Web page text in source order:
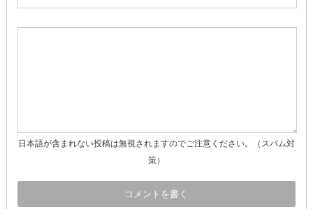
日本語が含まれない投稿は無視されますのでご注意ください。（スパム対
策）